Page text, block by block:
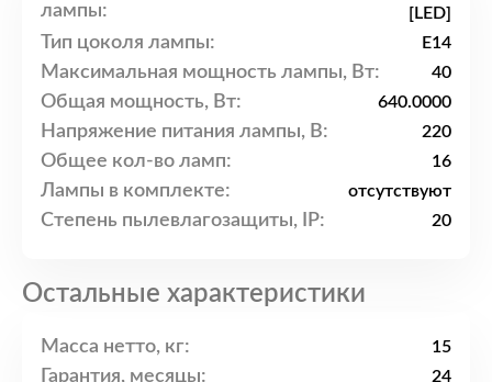
лампы: [LED]
Тип цоколя лампы: E14
Максимальная мощность лампы, Вт: 40
Общая мощность, Вт: 640.0000
Напряжение питания лампы, В: 220
Общее кол-во ламп: 16
Лампы в комплекте: отсутствуют
Степень пылевлагозащиты, IP: 20
Остальные характеристики
Масса нетто, кг: 15
Гарантия, месяцы: 24